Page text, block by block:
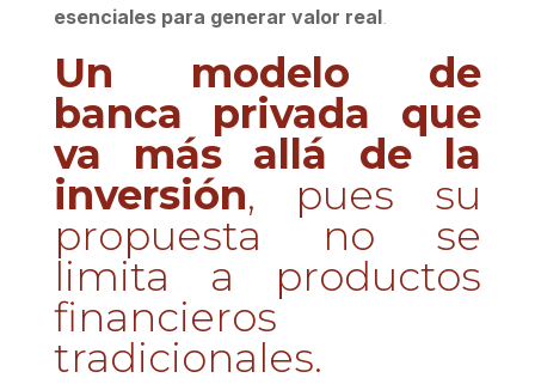
esenciales para generar valor real.
Un modelo de
banca privada que
va más allá de la
inversión, pues su
propuesta no se
limita a productos
financieros
tradicionales.